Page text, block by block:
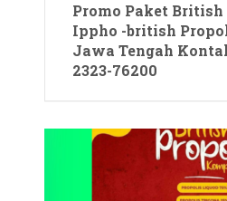
Promo Paket
Ippho -british
Jawa Tengah
2323-76200